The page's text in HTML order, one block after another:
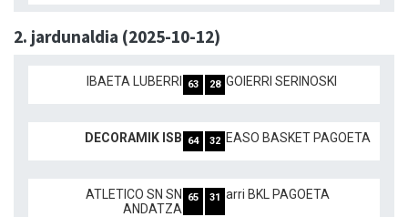
2. jardunaldia (2025-10-12)
IBAETA LUBERRI 63 28 GOIERRI SERINOSKI
DECORAMIK ISB 64 32 EASO BASKET PAGOETA
ATLETICO SN SN
ANDATZA
65 31 arri BKL PAGOETA